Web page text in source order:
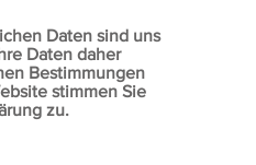
Daten sind uns
Daten daher
Bestimmungen
stimmen Sie
zu.